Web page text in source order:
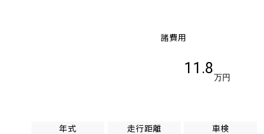
諸費用
11.8
万円
年式
走行距離
車検